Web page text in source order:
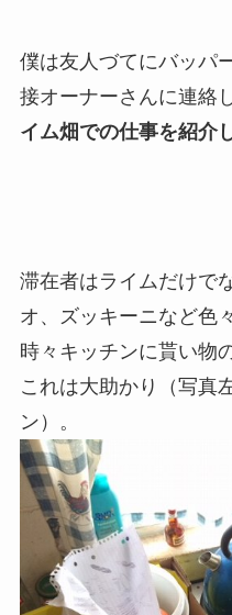
僕は友人づてにバッパ
接オーナーさんに連絡
イム畑での仕事を紹介
滞在者はライムだけで
オ、ズッキーニなど色
時々キッチンに貰い物
これは大助かり（写真
ン）。